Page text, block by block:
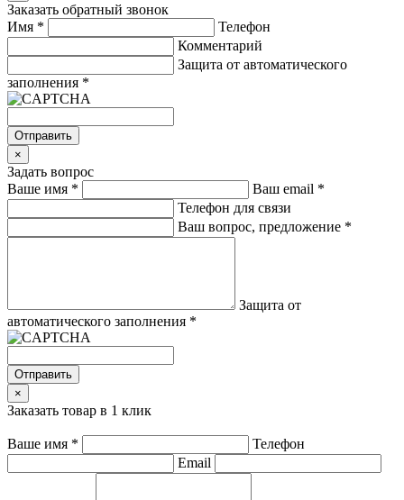
Заказать обратный звонок
Имя *
Телефон
Комментарий
Защита от автоматического
заполнения *
Отправить
×
Задать вопрос
Ваше имя * Ваш email *
Телефон для связи
Ваш вопрос, предложение *
Защита от
автоматического заполнения *
Отправить
×
Заказать товар в 1 клик
Ваше имя *
Телефон
Email